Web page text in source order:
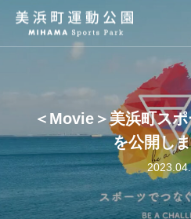
＜Movie＞美浜町ス
を公開しま